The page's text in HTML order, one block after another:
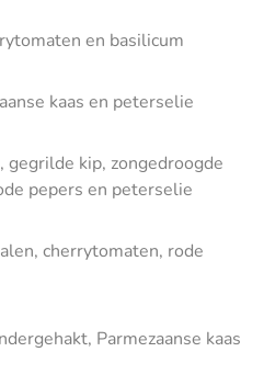
en basilicum
kaas en peterselie
gegrilde kip, zongedroogde
pepers en peterselie
cherrytomaten, rode
Parmezaanse kaas